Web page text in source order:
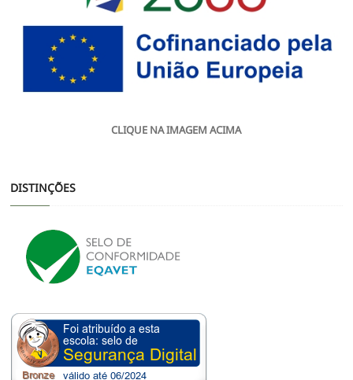
CLIQUE NA IMAGEM ACIMA
DISTINÇÕES